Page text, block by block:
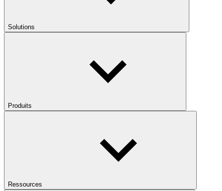
Solutions
Produits
Ressources